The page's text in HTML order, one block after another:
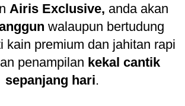
Airis Exclusive, anda akan
walaupun bertudung
kain premium dan jahitan rapi
penampilan kekal cantik
sepanjang hari.